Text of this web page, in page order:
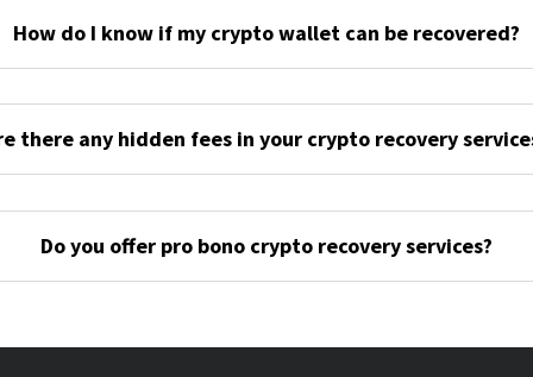
How do I know if my crypto wallet can be recovered?
there any hidden fees in your crypto recovery
Do you offer pro bono crypto recovery services?